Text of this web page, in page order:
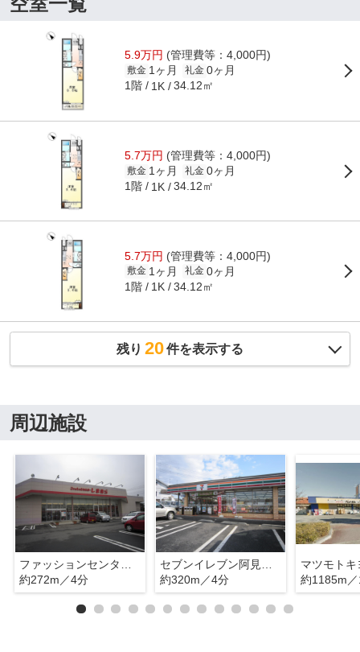
5.9万円 (管理費等：4,000円)
敷金 1ヶ月 礼金 0ヶ月
1階 1K 34.12㎡
5.7万円 (管理費等：4,000円)
敷金 1ヶ月 礼金 0ヶ月
1階 1K 34.12㎡
5.7万円 (管理費等：4,000円)
敷金 1ヶ月 礼金 0ヶ月
1階 1K 34.12㎡
残り 20件を表示する
周辺施設
約272m／4分
約320m／4分
マツモト
約1185m